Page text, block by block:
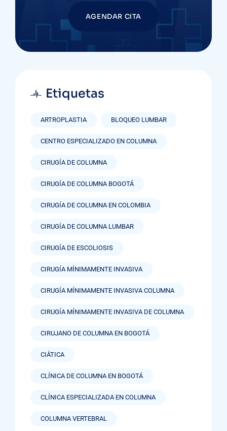
AGENDAR CITA
Etiquetas
ARTROPLASTIA BLOQUEO LUMBAR
CENTRO ESPECIALIZADO EN COLUMNA
CIRUGÍA DE COLUMNA
CIRUGÍA DE COLUMNA BOGOTÁ
CIRUGÍA DE COLUMNA EN COLOMBIA
CIRUGÍA DE COLUMNA LUMBAR
CIRUGÍA DE ESCOLIOSIS
CIRUGÍA MÍNIMAMENTE INVASIVA
CIRUGÍA MÍNIMAMENTE INVASIVA COLUMNA
CIRUGÍA MÍNIMAMENTE INVASIVA DE COLUMNA
CIRUJANO DE COLUMNA EN BOGOTÁ
CIÁTICA
CLÍNICA DE COLUMNA EN BOGOTÁ
CLÍNICA ESPECIALIZADA EN COLUMNA
COLUMNA VERTEBRAL